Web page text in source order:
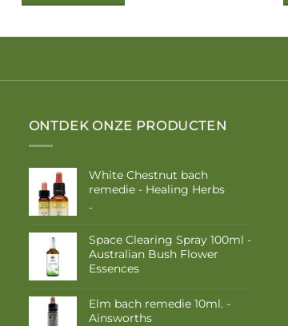
ONTDEK ONZE PRODUCTEN
White Chestnut bach
remedie - Healing Herbs
-Prijsklasse:
tot
€ 16,85
Space Clearing Spray 100ml -
Australian Bush Flower
Essences
Elm bach remedie 10ml. -
Ainsworths